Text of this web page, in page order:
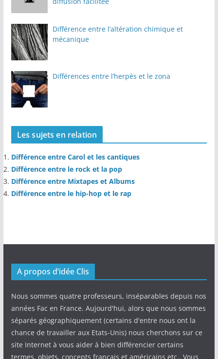
Différence entre l’altération chimique et
mécanique
Différences entre l’herpès et le zona
Les sujets en relation
Différence entre Carol et les cantiques
Différence entre le rock et la pop
Différence entre Mixtapes et Albums
Différence entre le hip-hop et le rap
A propos d’idée Clis
Nous sommes quatre professeurs, inséparables depuis nos
années Fac en France. Aujourd'hui, alors que nous sommes
séparés géographiquement (certains d'entre nous ont la
chance de travailler aux Etats-Unis) nous cherchons sur ce
site Internet à vous aider à bien différencier certains
termes, objets, concepts français et américains etc.. Vous